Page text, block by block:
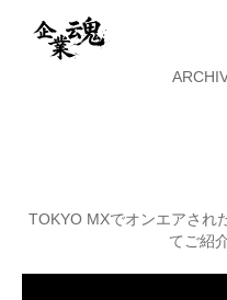
TOKYO MXでオンエアされ
てご紹